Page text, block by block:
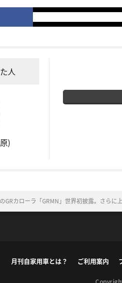
人
)
のGRカローラ「GRMN」世界初披露。さら
月刊自家用車とは？ ご利用案内